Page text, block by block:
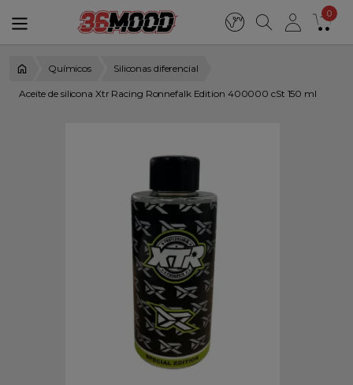
0
Químicos Siliconas diferencial
Aceite de silicona Xtr Racing Ronnefalk Edition 400000 cSt 150 ml